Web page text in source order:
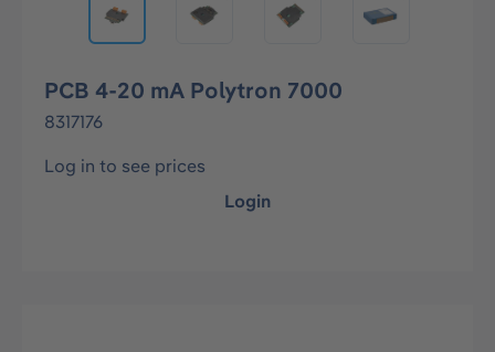
PCB 4-20 mA Polytron 7000
8317176
Log in to see prices
Login